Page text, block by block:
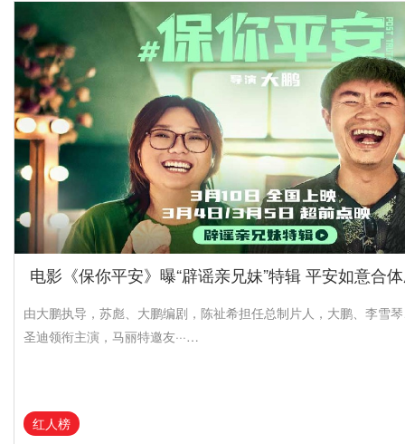
电影《保你平安》曝“辟谣亲兄妹”特辑 平安如意合
由大鹏执导，苏彪、大鹏编剧，陈祉希担任总制片人，大鹏、李雪
圣迪领衔主演，马丽特邀友···…
红人榜